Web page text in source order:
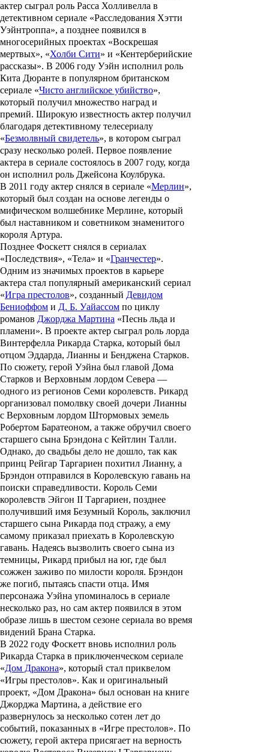
актер сыграл роль Расса Холливелла в
детективном сериале «Расследования Хэтти
Уэйнтроппа», а позднее появился в
многосерийных проектах «Воскрешая
мертвых», «Холби Сити» и «Кентерберийские
рассказы». В 2006 году Уэйн исполнил роль
Кита Дюранте в популярном британском
сериале «Чисто английское убийство»,
который получил множество наград и
премий. Широкую известность актер получил
благодаря детективному телесериалу
«Безмолвный свидетель», в котором сыграл
сразу несколько ролей. Первое появление
актера в сериале состоялось в 2007 году, когда
он исполнил роль Джейсона Коулбрука.
В 2011 году актер снялся в сериале «Мерлин»,
который был создан на основе легенды о
мифическом волшебнике Мерлине, который
был наставником и советником знаменитого
короля Артура.
Позднее Фоскетт снялся в сериалах
«Последствия», «Тела» и «Гранчестер».
Одним из значимых проектов в карьере
актера стал популярный американский сериал
«Игра престолов», созданный Девидом
Бениоффом и Д. Б. Уайассом по циклу
романов Джорджа Мартина «Песнь льда и
пламени». В проекте актер сыграл роль лорда
Винтерфелла Рикарда Старка, который был
отцом Эддарда, Лианны и Бенджена Старков.
По сюжету, герой Уэйна был главой Дома
Старков и Верховным лордом Севера —
одного из регионов Семи королевств. Рикард
организовал помолвку своей дочери Лианны
с Верховным лордом Штормовых земель
Робертом Баратеоном, а также обручил своего
старшего сына Брэндона с Кейтлин Талли.
Однако, до свадьбы дело не дошло, так как
принц Рейгар Таргариен похитил Лианну, а
Брэндон отправился в Королевскую гавань на
поиски справедливости. Король Семи
королевств Эйгон II Таргариен, позднее
получивший имя Безумный Король, заключил
старшего сына Рикарда под стражу, а ему
самому приказал приехать в Королевскую
гавань. Надеясь вызволить своего сына из
темницы, Рикард прибыл на юг, где был
сожжен заживо по милости короля. Брэндон
же погиб, пытаясь спасти отца. Имя
персонажа Уэйна упоминалось в сериале
несколько раз, но сам актер появился в этом
образе лишь в шестом сезоне сериала во время
видений Брана Старка.
В 2022 году Фоскетт вновь исполнил роль
Рикарда Старка в приключенческом сериале
«Дом Дракона», который стал приквелом
«Игры престолов». Как и оригинальный
проект, «Дом Дракона» был основан на книге
Джорджа Мартина, а действие его
развернулось за несколько сотен лет до
событий, показанных в «Игре престолов». По
сюжету, герой актера присягает на верность